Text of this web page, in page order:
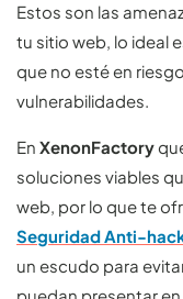
Estos son las
tu sitio web, lo ideal
que no esté en
vulnerabilidades.
En XenonFactory
soluciones viables
web, por lo que te
Seguridad Anti-
un escudo para
puedan presentar en